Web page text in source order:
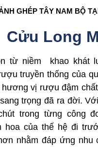
GHÉP TÂY NAM BỘ
Cửu Long
từ niềm khao khát
truyền thống của
vị rượu đậm
trọng đã ra đời.
trong từng công
hoa của thế hệ đi
nhằm đáp ứng nhu